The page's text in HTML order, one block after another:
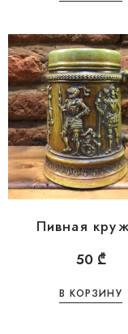
Пивная
50 ₾
В КОРЗИНУ